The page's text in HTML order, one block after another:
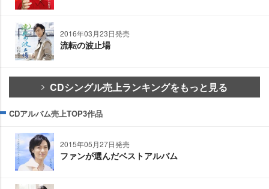
2016年03月23日発売
流転の波止場
CDシングル売上ランキングをもっと見る
CDアルバム売上TOP3作品
2015年05月27日発売
ファンが選んだベストアルバム